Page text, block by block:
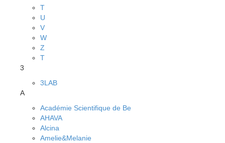
T
U
V
W
Z
Т
3
3LAB
A
Académie Scientifique de Be
AHAVA
Alcina
Amelie&Melanie